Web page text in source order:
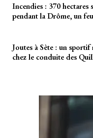
Incendies : 370 hectares
pendant la Drôme, un
Joutes à Sète : un
chez le conduite des